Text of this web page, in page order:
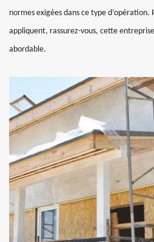
normes exigées dans ce type d’opération.
appliquent, rassurez-vous, cette
abordable.